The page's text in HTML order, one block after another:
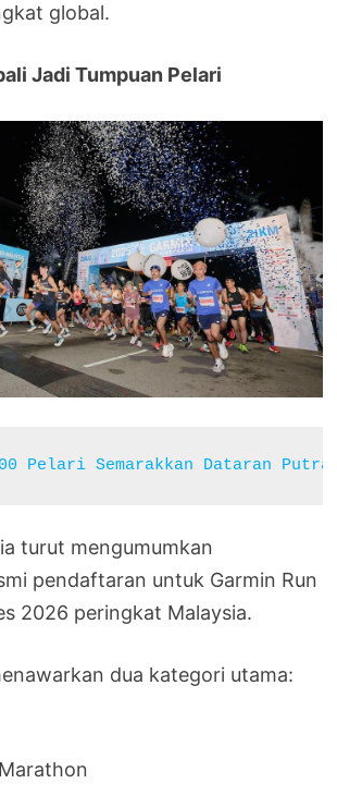
global.
Jadi Tumpuan Pelari
Pelari Semarakkan Dataran
turut mengumumkan
pendaftaran untuk Garmin Run
2026 peringkat Malaysia.
dua kategori utama: